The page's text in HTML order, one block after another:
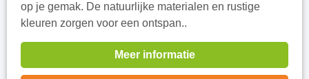
op je gemak. De natuurlijke materialen en rustige
kleuren zorgen voor een ontspan..
Meer informatie